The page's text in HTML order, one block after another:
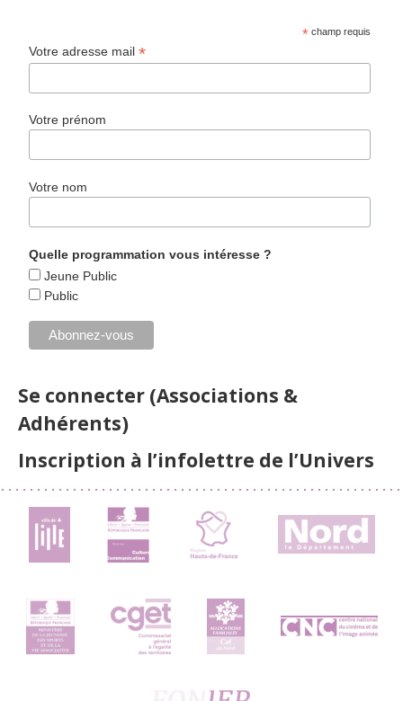
* champ requis
Votre adresse mail*
Votre prénom
Votre nom
Quelle programmation vous intéresse ?
Jeune Public
Public
Se connecter (Associations &
Adhérents)
Inscription à l’infolettre de l’Univers